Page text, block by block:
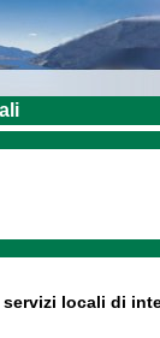
locali di